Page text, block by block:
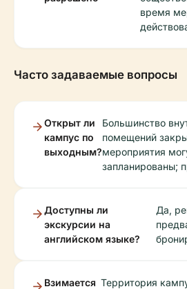
время
Часто задаваемые вопросы
Открыт ли
кампус по
выходным?
Большинство
помещений
мероприятия
запланированы;
Доступны ли
экскурсии на
английском языке?
Да,
Взимается Территория